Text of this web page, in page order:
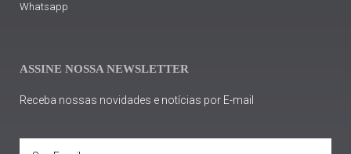
Whatsapp
ASSINE NOSSA NEWSLETTER
Receba nossas novidades e notícias por E-mail